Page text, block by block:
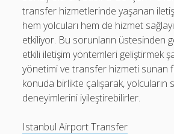
transfer hizmetlerinde yaşanan
hem yolcuları hem de hizmet
etkiliyor. Bu sorunların üstesinden
etkili iletişim yöntemleri geliştirmek
yönetimi ve transfer hizmeti sunan
konuda birlikte çalışarak, yolcuların
deneyimlerini iyileştirebilirler.
Istanbul Airport Transfer